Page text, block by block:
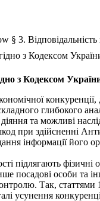
§ 3.
з Кодексом
з Кодексом
глибокого
та можливі
при здійсненні
інформації його
підлягають
посадові особи та
Так,